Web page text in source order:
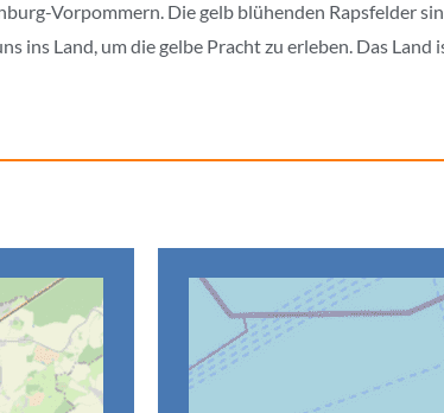
Vorpommern. Die gelb blühenden Rapsfelder
ins Land, um die gelbe Pracht zu erleben. Das Land